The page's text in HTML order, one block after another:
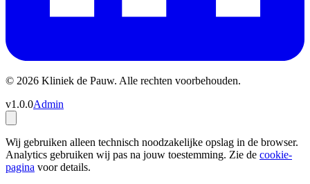
© 2026 Kliniek de Pauw. Alle rechten voorbehouden.
v1.0.0Admin
Wij gebruiken alleen technisch noodzakelijke opslag in de browser.
Analytics gebruiken wij pas na jouw toestemming. Zie de cookie-
pagina voor details.